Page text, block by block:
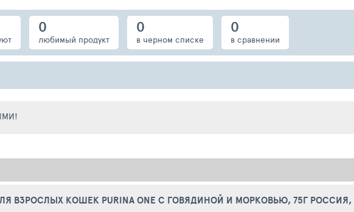
0
любимый продукт
0
в черном списке
0
в сравнении
ВЗРОСЛЫХ КОШЕК PURINA ONE С ГОВЯДИНОЙ И МОРКОВЬЮ, 75Г РОССИЯ,